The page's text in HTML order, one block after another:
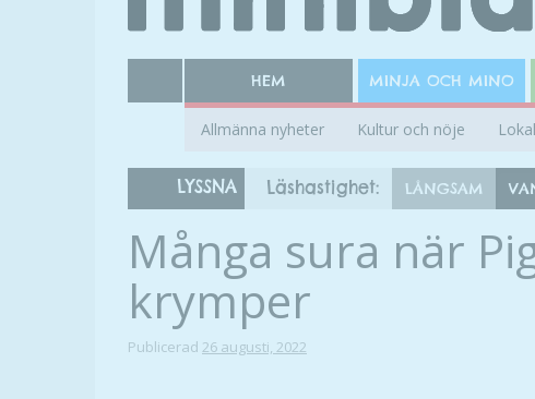
HEM MINJA OCH MINO
Allmänna nyheter Kultur och nöje
LYSSNA Läshastighet: LÅNGSAM
Många sura när
krymper
Publicerad 26 augusti, 2022